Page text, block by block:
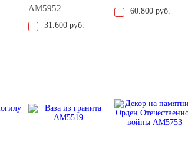
AM5952
31.600 руб.
60.800 руб.